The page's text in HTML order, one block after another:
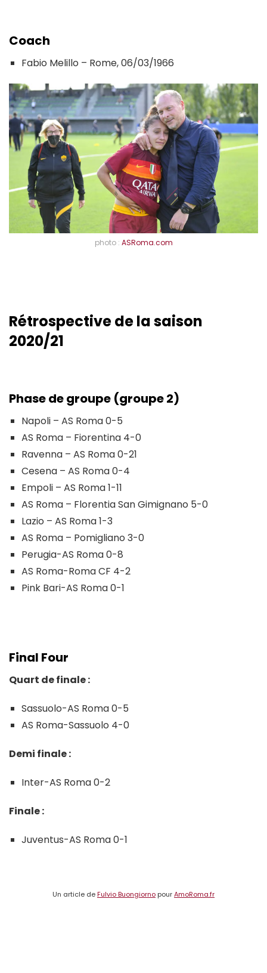
Coach
Fabio Melillo – Rome, 06/03/1966
photo : ASRoma.com
Rétrospective de la saison
2020/21
Phase de groupe (groupe 2)
Napoli – AS Roma 0-5
AS Roma – Fiorentina 4-0
Ravenna – AS Roma 0-21
Cesena – AS Roma 0-4
Empoli – AS Roma 1-11
AS Roma – Florentia San Gimignano 5-0
Lazio – AS Roma 1-3
AS Roma – Pomigliano 3-0
Perugia-AS Roma 0-8
AS Roma-Roma CF 4-2
Pink Bari-AS Roma 0-1
Final Four
Quart de finale :
Sassuolo-AS Roma 0-5
AS Roma-Sassuolo 4-0
Demi finale :
Inter-AS Roma 0-2
Finale :
Juventus-AS Roma 0-1
Un article deFulvio Buongiorno pourAmoRoma.fr